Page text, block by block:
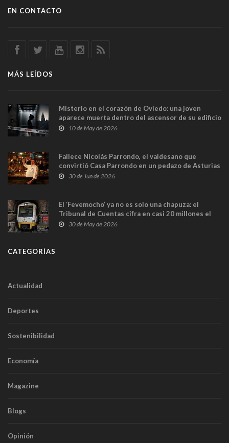
EN CONTACTO
MÁS LEÍDOS
Misterio en el corazón de Oviedo: una joven
aparece muerta dentro del ascensor de su edificio
y las cámaras captan sus últimos minutos
10 de May de 2026
Fallece Nicolás Parrondo, el valdesano que
convirtió Casa Parrondo en un pedazo de Asturias
en Madrid
30 de Jun de 2026
El ‘Fevemocho’ ya no es solo una chapuza: el
Tribunal de Cuentas cifra en casi 20 millones el
sobrecoste de los trenes que no cabían por los
30 de May de 2026
CATEGORÍAS
Actualidad
Deportes
Sostenibilidad
Economía
Magazine
Blogs
Opinión